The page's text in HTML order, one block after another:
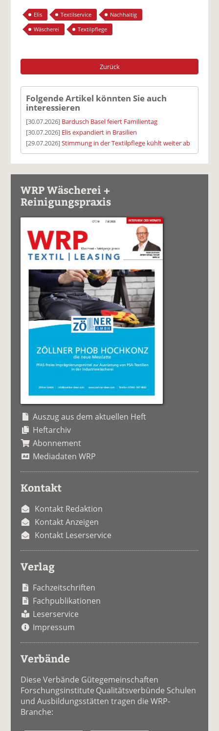
Elis Textilservice
Nachhaltig
Wäscherei
Textilpflege
Zurück
Folgende Artikel könnten Sie auch
interessieren
[30.07.2026] Bardusch Basel feiert Familientag
[30.07.2026] Elis expandiert in Brasilien
[29.07.2026]Stimmung in der Textilpflege kühlt weiter ab
WRP Wäscherei +
Reinigungspraxis
Auszug aus dem aktuellen Heft
Heftarchiv
Abonnement
Mediadaten WRP
Kontakt
Kontakt Redaktion
Kontakt Anzeigen
Kontakt Leserservice
Verlag
Fachzeitschriften
Fachpublikationen
Leserservice
Impressum
Verbände
Diese Verbände Gütegemeinschaften
Forschungsinstitute Qualitätsverbünde Schulen
und Ausbildungsstätten tragen die WRP-
Branche: